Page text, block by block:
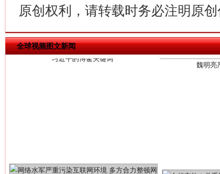
原创权利，请转载时务必注明原
全球视频图文新闻